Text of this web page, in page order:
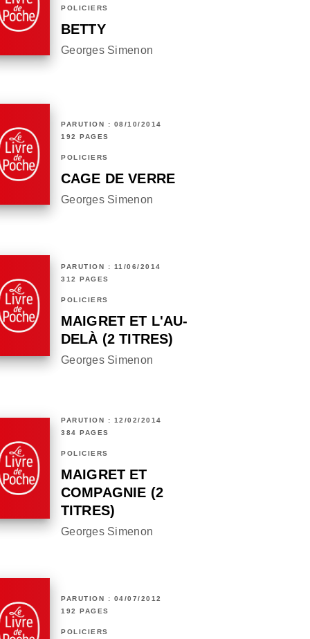
POLICIERS
BETTY
Georges Simenon
PARUTION : 08/10/2014
192 PAGES
POLICIERS
CAGE DE VERRE
Georges Simenon
PARUTION : 11/06/2014
312 PAGES
POLICIERS
MAIGRET ET L'AU-
DELÀ (2 TITRES)
Georges Simenon
PARUTION : 12/02/2014
384 PAGES
POLICIERS
MAIGRET ET
COMPAGNIE (2
TITRES)
Georges Simenon
PARUTION : 04/07/2012
192 PAGES
POLICIERS